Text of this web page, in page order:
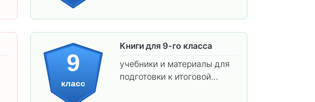
9
класс
Книги для 9-го класса
учебники и материалы для
подготовки к итоговой